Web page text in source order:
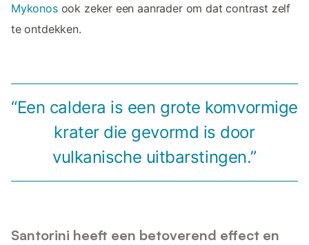
Mykonosook zeker een aanrader om dat contrast zelf
te ontdekken.
“Een caldera is een grote komvormige
krater die gevormd is door
vulkanische uitbarstingen.”
Santorini heeft een betoverend effect en